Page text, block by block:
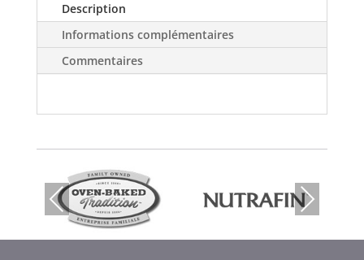
Description
Informations complémentaires
Commentaires
Prev
ious
Nex
t